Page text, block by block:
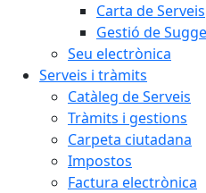
Carta de Serveis
Gestió de
Seu electrònica
Serveis i tràmits
Catàleg de Serveis
Tràmits i gestions
Carpeta ciutadana
Impostos
Factura electrònica